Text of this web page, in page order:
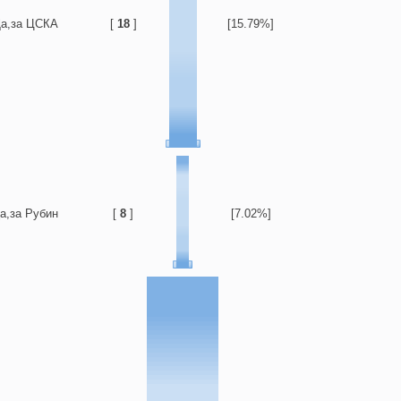
ЦСКА [ 18] [15.79%]
Рубин [ 8 ] [7.02%]